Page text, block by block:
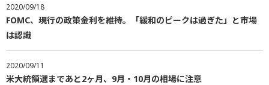
2020/09/18
FOMC、現行の政策金利を維持。「緩和のピークは過ぎた」と市場
は認識
2020/09/11
米大統領選まであと2ヶ月、9月・10月の相場に注意